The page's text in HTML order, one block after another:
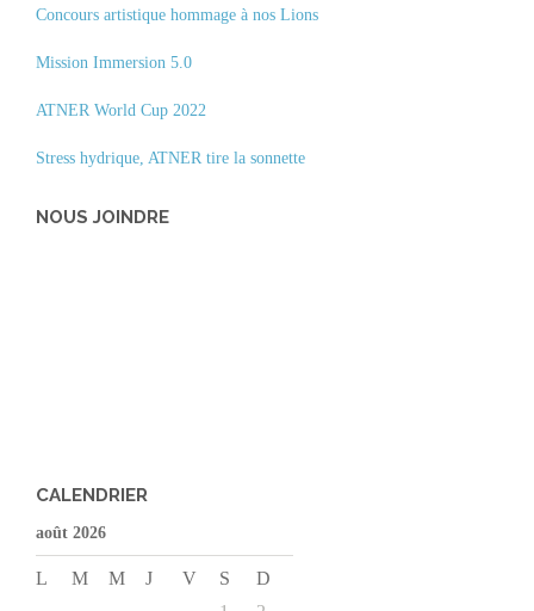
Concours artistique hommage à nos Lions
Mission Immersion 5.0
ATNER World Cup 2022
Stress hydrique, ATNER tire la sonnette
NOUS JOINDRE
CALENDRIER
août 2026
L M M J V S
D